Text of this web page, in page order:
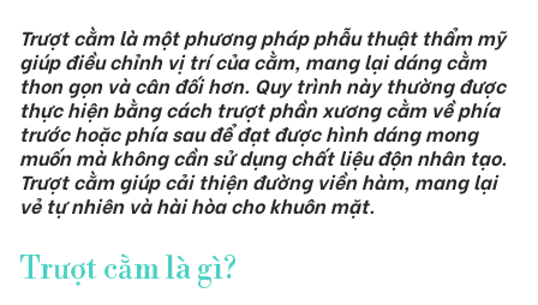
Về chúng tôi
Câu chuyện thương hiệu
Dịch vụ
Dịch vụ nổi bật
Giải thưởng, chứng nhận
Ưu đãi
Trượt cằm là một phương pháp phẫu thuật thẩm mỹ
giúp điều chỉnh vị trí của cằm, mang lại dáng cằm
thon gọn và cân đối hơn. Quy trình này thường được
thực hiện bằng cách trượt phần xương cằm về phía
trước hoặc phía sau để đạt được hình dáng mong
muốn mà không cần sử dụng chất liệu độn nhân tạo.
Trượt cằm giúp cải thiện đường viền hàm, mang lại
vẻ tự nhiên và hài hòa cho khuôn mặt.
Trượt cằm là gì?